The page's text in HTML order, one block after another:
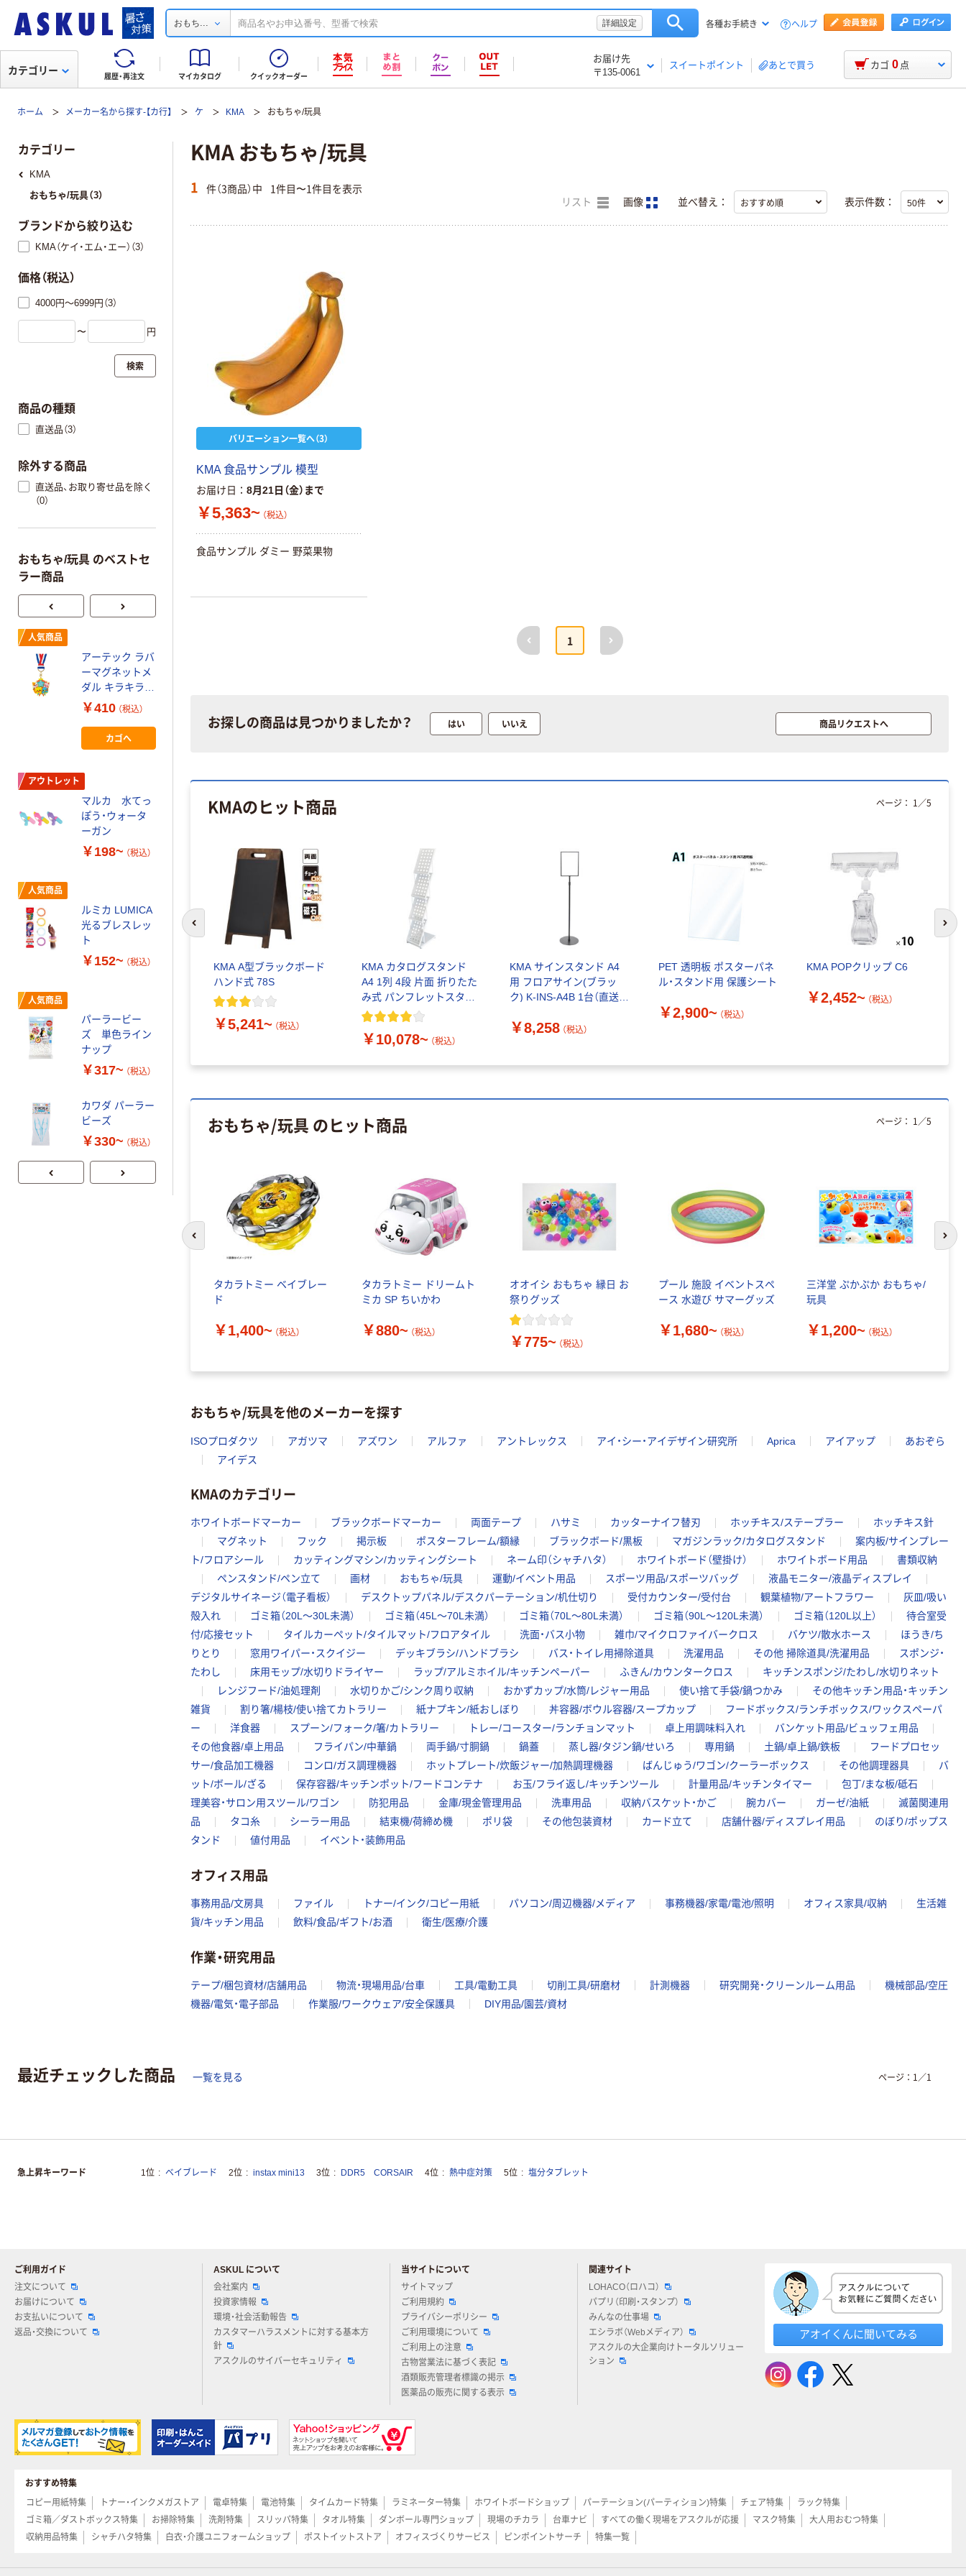
おもち... 詳細設定 各種お手続き ヘルプ
履歴・再注文 マイカタログ クイックオーダー
お届け先
〒135-0061
スイートポイント あとで買う
カテゴリー カゴ 0 点
ホーム メーカー名から探す-【カ行】 ケ KMA おもちゃ/玩具
KMA おもちゃ/玩具
1 件（3商品）中 1件目〜1件目を表示
リスト 画像 並べ替え： 表示件数：
バリエーション一覧へ（3）
KMA 食品サンプル 模型
お届け日 8月21日（金）まで
￥5,363~ （税込）
食品サンプル ダミー 野菜果物
前へ
1
次へ
お探しの商品は見つかりましたか？ はい いいえ 商品リクエストへ
KMAのヒット商品
KMA A型ブラックボード
ハンド式 78S
￥5,241~ （税込）
KMA カタログスタンド
A4 1列 4段 片面 折りたた
み式 パンフレットスタン
ド
￥10,078~ （税込）
KMA サインスタンド A4
用 フロアサイン(ブラッ
ク) K-INS-A4B 1台（直送
￥8,258 （税込）
PET 透明板 ポスターパネ
ル・スタンド用 保護シート
￥2,900~ （税込）
KMA POPクリップ C6
￥2,452~ （税込）
ページ： 1 ／5
前のスライドへ 次
おもちゃ/玩具 のヒット商品
タカラトミー ベイブレー
ド
￥1,400~ （税込）
タカラトミー ドリームト
ミカ SP ちいかわ
￥880~ （税込）
オオイシ おもちゃ 縁日 お
祭りグッズ
￥775~ （税込）
プール 施設 イベントスペ
ース 水遊び サマーグッズ
￥1,680~ （税込）
三洋堂 ぷかぷか おもちゃ/
玩具
￥1,200~ （税込）
ページ： 1 ／5
前のスライドへ 次
おもちゃ/玩具を他のメーカーを探す
ISOプロダクツ アガツマ アズワン アルファ アントレックス アイ・シー・アイデザイン研究所 Aprica アイアップ
あおぞら
アイデス
KMAのカテゴリー
ホワイトボードマーカー ブラックボードマーカー 両面テープ ハサミ カッターナイフ替刃 ホッチキス/ステープラー
ホッチキス針
マグネット
フック 掲示板 ポスターフレーム/額縁 ブラックボード/黒板 マガジンラック/カタログスタンド
案内板/サインプレー
ト/フロアシール
カッティングマシン/カッティングシート ネーム印（シャチハタ） ホワイトボード（壁掛け） ホワイトボード用品
書類収納
ペンスタンド/ペン立て
画材 おもちゃ/玩具 運動/イベント用品 スポーツ用品/スポーツバッグ
液晶モニター/液晶ディスプレイ
デジタルサイネージ（電子看板）
デスクトップパネル/デスクパーテーション/机仕切り 受付カウンター/受付台 観葉植物/アートフラワー
灰皿/吸い
殻入れ
ゴミ箱（20L～30L未満） ゴミ箱（45L～70L未満） ゴミ箱（70L～80L未満） ゴミ箱（90L～120L未満） ゴミ箱（120L以上）
待合室受
付/応接セット
タイルカーペット/タイルマット/フロアタイル 洗面・バス小物 雑巾/マイクロファイバークロス バケツ/散水ホース
ほうき/ち
りとり
窓用ワイパー・スクイジー デッキブラシ/ハンドブラシ バス・トイレ用掃除道具 洗濯用品 その他 掃除道具/洗濯用品
スポンジ・
たわし
床用モップ/水切りドライヤー ラップ/アルミホイル/キッチンペーパー ふきん/カウンタークロス
キッチンスポンジ/たわし/水切りネット
レンジフード/油処理剤
水切りかご/シンク周り収納 おかずカップ/水筒/レジャー用品 使い捨て手袋/鍋つかみ
その他キッチン用品・キッチン
雑貨
割り箸/楊枝/使い捨てカトラリー 紙ナプキン/紙おしぼり 丼容器/ボウル容器/スープカップ
フードボックス/ランチボックス/ワックスペーパ
ー
洋食器 スプーン/フォーク/箸/カトラリー トレー/コースター/ランチョンマット 卓上用調味料入れ
バンケット用品/ビュッフェ用品
その他食器/卓上用品
フライパン/中華鍋 両手鍋/寸胴鍋 鍋蓋 蒸し器/タジン鍋/せいろ 専用鍋 土鍋/卓上鍋/鉄板
フードプロセッ
サー/食品加工機器
コンロ/ガス調理機器 ホットプレート/炊飯ジャー/加熱調理機器 ばんじゅう/ワゴン/クーラーボックス その他調理器具
バ
ット/ボール/ざる
保存容器/キッチンポット/フードコンテナ お玉/フライ返し/キッチンツール 計量用品/キッチンタイマー
包丁/まな板/砥石
理美容・サロン用スツール/ワゴン
防犯用品 金庫/現金管理用品 洗車用品 収納バスケット・かご 腕カバー ガーゼ/油紙
滅菌関連用
品
タコ糸 シーラー用品 結束機/荷締め機 ポリ袋 その他包装資材 カード立て 店舗什器/ディスプレイ用品
のぼり/ポップス
タンド
値付用品 イベント・装飾用品
オフィス用品
事務用品/文房具 ファイル トナー/インク/コピー用紙 パソコン/周辺機器/メディア 事務機器/家電/電池/照明 オフィス家具/収納
生活雑
貨/キッチン用品
飲料/食品/ギフト/お酒 衛生/医療/介護
作業・研究用品
テープ/梱包資材/店舗用品 物流・現場用品/台車 工具/電動工具 切削工具/研磨材 計測機器 研究開発・クリーンルーム用品
機械部品/空圧
機器/電気・電子部品
作業服/ワークウェア/安全保護具 DIY用品/園芸/資材
カテゴリー
KMA
おもちゃ/玩具（3）
ブランドから絞り込む
KMA（ケイ・エム・エー）（3）
価格（税込）
4000円～6999円（3）
〜 円
検索
商品の種類
直送品（3）
除外する商品
直送品、お取り寄せ品を除く
（0）
おもちゃ/玩具 のベストセ
ラー商品
人気商品
アーテック ラバ
ーマグネットメ
ダル キラキラフ
レンズ 21311 1
個
￥410 （税込）
カゴへ
アウトレット
マルカ 水てっ
ぽう・ウォータ
ーガン
￥198~ （税込）
人気商品
ルミカ LUMICA
光るブレスレッ
ト
￥152~ （税込）
人気商品
パーラービー
ズ 単色ライン
ナップ
￥317~ （税込）
カワダ パーラー
ビーズ
￥330~ （税込）
カゴへ
池田工業社 トラ
￥165 （税込）
シャボン玉 シャ
ボン玉玩具 おも
￥110~ （税込）
池田工業社 伸縮
式虫網・魚網 イ
ージーネット
￥489~ （税込）
個
カゴへ
アウトレット
￥198~
ルミカ LUMICA
光るブレスレッ
￥152~ （税込）
人気商品
パーラービー
ズ 単色ライン
ナップ
￥317~
ビーズ
最近チェックした商品 一覧を見る ページ： 1 ／1
急上昇キーワード 1位 ベイブレード 2位 instax mini13 3位 DDR5 CORSAIR 4位 熱中症対策 5位 塩分タブレット
ご利用ガイド
注文について
お届けについて
お支払いについて
返品・交換について
ASKUL について
会社案内
投資家情報
環境・社会活動報告
カスタマーハラスメントに対する基本方
針
アスクルのサイバーセキュリティ
当サイトについて
サイトマップ
ご利用規約
プライバシーポリシー
ご利用環境について
ご利用上の注意
古物営業法に基づく表記
酒類販売管理者標識の掲示
医薬品の販売に関する表示
関連サイト
LOHACO（ロハコ）
パプリ（印刷・スタンプ）
みんなの仕事場
エシラボ（Webメディア）
アスクルの大企業向けトータルソリュー
ション
アオイくんに聞いてみる
おすすめ特集
コピー用紙特集
トナー・インクメガストア 電卓特集 電池特集 タイムカード特集 ラミネーター特集 ホワイトボードショップ パーテーション(パーティション)特集 チェア特集
ラック特集
ゴミ箱／ダストボックス特集
お掃除特集 洗剤特集 スリッパ特集 タオル特集 ダンボール専門ショップ 現場のチカラ 台車ナビ すべての働く現場をアスクルが応援 マスク特集
大人用おむつ特集
収納用品特集
シャチハタ特集 白衣・介護ユニフォームショップ ポストイットストア オフィスづくりサービス ピンポイントサーチ 特集一覧